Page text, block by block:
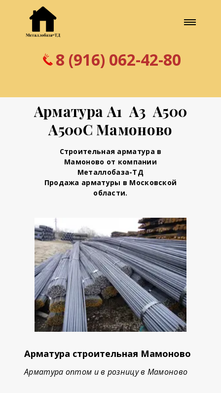
8 (916) 062-42-80
Арматура А1 А3 А500
А500С Мамоново
Строительная арматура в
Мамоново от компании
Металлобаза-ТД
Продажа арматуры в Московской
области.
Арматура строительная Мамоново
Арматура оптом и в розницу в Мамоново